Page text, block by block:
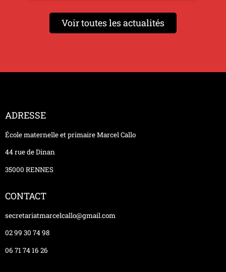
Voir toutes les actualités
ADRESSE
École maternelle et primaire Marcel Callo
44 rue de Dinan
35000 RENNES
CONTACT
secretariatmarcelcallo@gmail.com
02 99 30 74 98
06 71 74 16 26